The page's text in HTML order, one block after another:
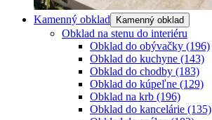
Kamenný obklad Kamenný obklad
Obklad na stenu do interiéru
Obklad do obývačky (196)
Obklad do kuchyne (143)
Obklad do chodby (183)
Obklad do kúpeľne (129)
Obklad na krb (196)
Obklad do kancelárie (135)